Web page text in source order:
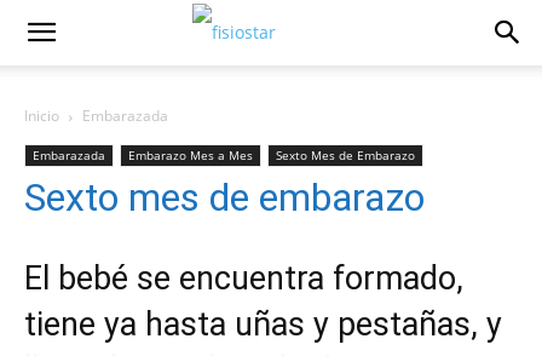
Inicio Embarazada
Embarazada Embarazo Mes a Mes Sexto Mes de Embarazo
Sexto mes de embarazo
El bebé se encuentra formado,
tiene ya hasta uñas y pestañas, y